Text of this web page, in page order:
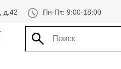
д.42 Пн-Пт: 9:00-18:00